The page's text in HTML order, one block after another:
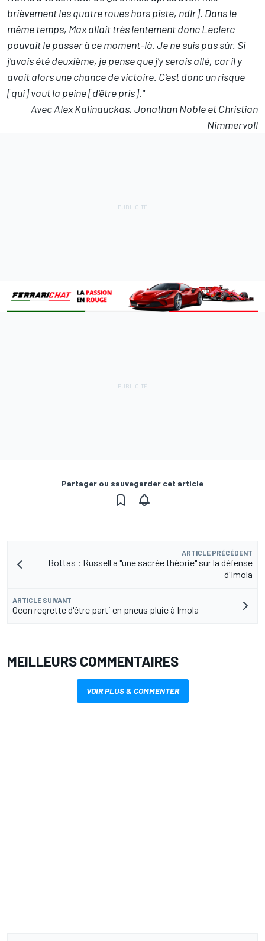
brièvement les quatre roues hors piste, ndlr]. Dans le
même temps, Max allait très lentement donc Leclerc
pouvait le passer à ce moment-là. Je ne suis pas sûr. Si
j'avais été deuxième, je pense que j'y serais allé, car il y
avait alors une chance de victoire. C'est donc un risque
[qui] vaut la peine [d'être pris]."
Avec Alex Kalinauckas, Jonathan Noble et Christian
Nimmervoll
Partager ou sauvegarder cet article
ARTICLE PRÉCÉDENT
Bottas : Russell a "une sacrée théorie" sur la défense
d'Imola
ARTICLE SUIVANT
Ocon regrette d'être parti en pneus pluie à Imola
MEILLEURS COMMENTAIRES
VOIR PLUS & COMMENTER